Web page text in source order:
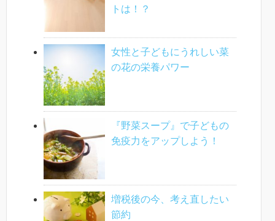
トは！？
女性と子どもにうれしい菜
の花の栄養パワー
『野菜スープ』で子どもの
免疫力をアップしよう！
増税後の今、考え直したい
節約